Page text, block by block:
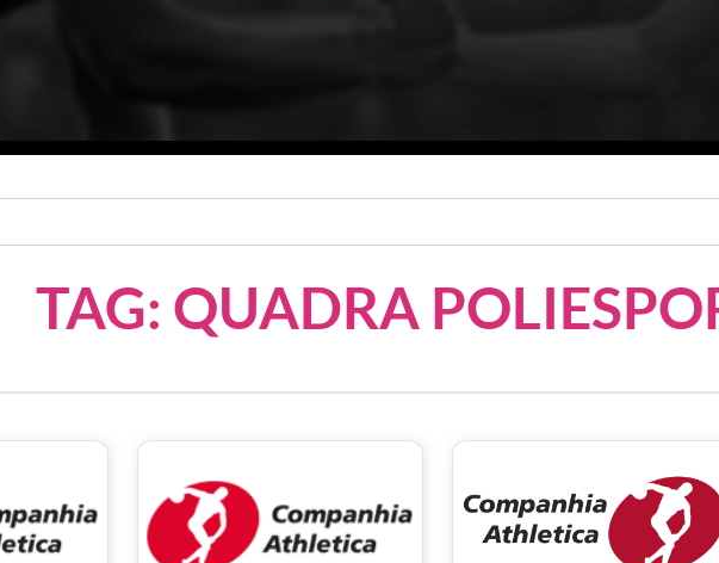
TAG: QUADRA